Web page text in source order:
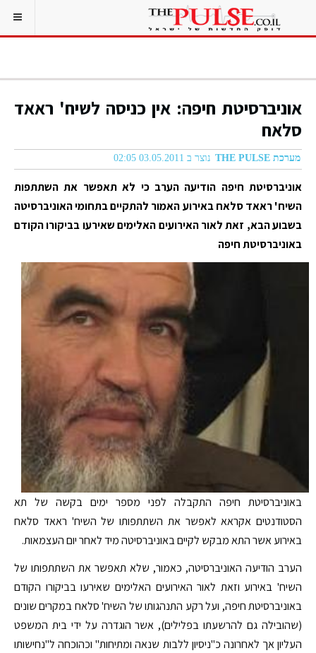
אוניברסיטת חיפה: אין כניסה לשיח' ראאד
סלאח
מערכת THE PULSE נוצר ב 03.05.2011 02:05
אוניברסיטת חיפה הודיעה הערב כי לא תאפשר את השתתפות
השיח' ראאד סלאח באירוע האמור להתקיים בתחומי האוניברסיטה
בשבוע הבא, זאת לאור האירועים האלימים שאירעו בביקורו הקודם
באוניברסיטת חיפה
באוניברסיטת חיפה התקבלה לפני מספר ימים בקשה של תא
הסטודנטים אקראא לאפשר את השתתפותו של השיח' ראאד סלאח
באירוע אשר התא מבקש לקיים באוניברסיטה מיד לאחר יום העצמאות.
הערב הודיעה האוניברסיטה, כאמור, שלא תאפשר את השתתפותו של
השיח' באירוע וזאת לאור האירועים האלימים שאירעו בביקורו הקודם
באוניברסיטת חיפה, ועל רקע התנהגותו של השיח' סלאח במקרים שונים
(שהובילה גם להרשעתו בפלילים), אשר הוגדרה על ידי בית המשפט
העליון אך לאחרונה כ"ניסיון ללבות שנאה ומתיחות" וכהוכחה ל"נחישותו